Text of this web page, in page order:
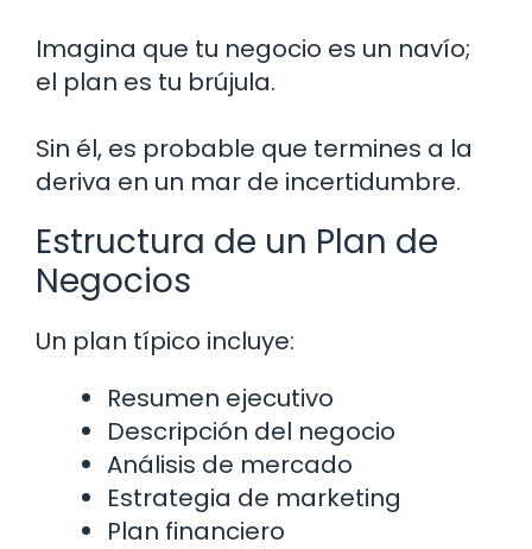
Imagina que tu negocio es un navío;
el plan es tu brújula.
Sin él, es probable que termines a la
deriva en un mar de incertidumbre.
Estructura de un Plan de
Negocios
Un plan típico incluye:
Resumen ejecutivo
Descripción del negocio
Análisis de mercado
Estrategia de marketing
Plan financiero